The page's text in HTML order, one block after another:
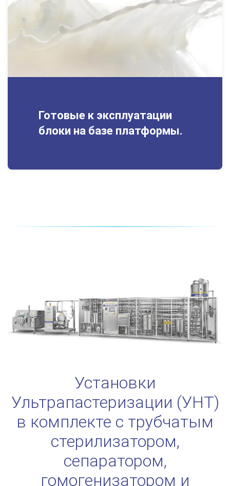
Готовые к эксплуатации
блоки на базе платформы.
Установки
Ультрапастеризации (УHT)
в комплекте с трубчатым
стерилизатором,
сепаратором,
гомогенизатором и